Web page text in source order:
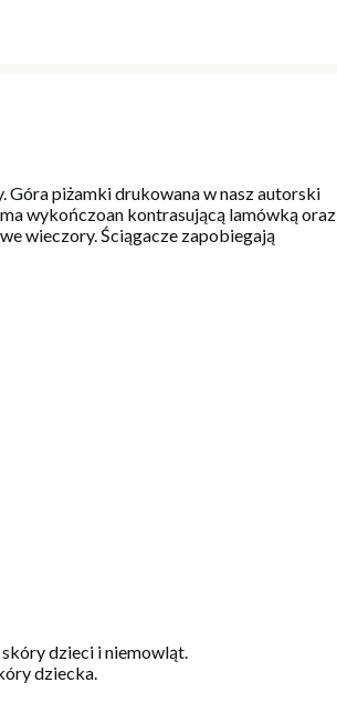
piżamki drukowana w nasz autorski
wykończoan kontrasującą lamówką oraz
wieczory. Ściągacze zapobiegają
dzieci i niemowląt.
dziecka.